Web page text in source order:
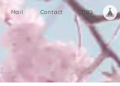
Mail Contact בס"ד